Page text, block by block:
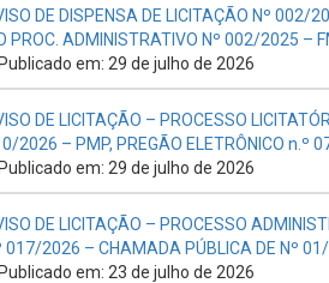
DE DISPENSA DE LICITAÇÃO Nº 002/
PROC. ADMINISTRATIVO Nº 002/2025 –
Publicado em: 29 de julho de 2026
DE LICITAÇÃO – PROCESSO
2026 – PMP, PREGÃO ELETRÔNICO n.º
Publicado em: 29 de julho de 2026
DE LICITAÇÃO – PROCESSO
017/2026 – CHAMADA PÚBLICA DE Nº
Publicado em: 23 de julho de 2026